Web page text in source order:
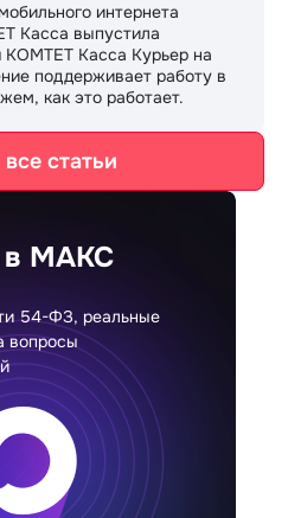
интернета
Касса выпустила
КОМТЕТ Касса Курьер на
поддерживает работу в
как это работает.
статьи
в МАКС
54-ФЗ, реальные
вопросы